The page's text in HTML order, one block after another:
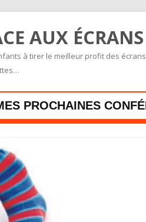
AUX
à tirer le meilleur profit des
PROCHAINES